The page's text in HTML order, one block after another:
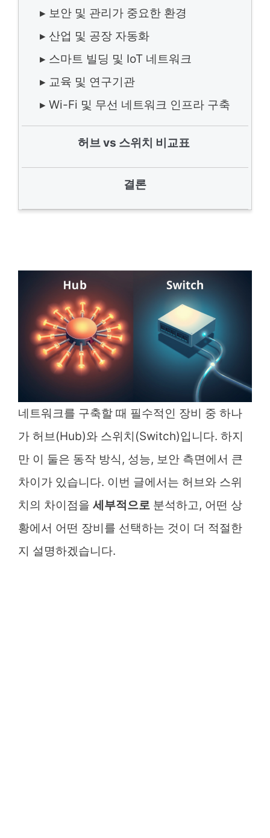
▸ 보안 및 관리가 중요한 환경
▸ 산업 및 공장 자동화
▸ 스마트 빌딩 및 IoT 네트워크
▸ 교육 및 연구기관
▸ Wi-Fi 및 무선 네트워크 인프라 구축
허브 vs 스위치 비교표
결론
네트워크를 구축할 때 필수적인 장비 중 하나
가 허브(Hub)와 스위치(Switch)입니다. 하지
만 이 둘은 동작 방식, 성능, 보안 측면에서 큰
차이가 있습니다. 이번 글에서는 허브와 스위
치의 차이점을 세부적으로 분석하고, 어떤 상
황에서 어떤 장비를 선택하는 것이 더 적절한
지 설명하겠습니다.